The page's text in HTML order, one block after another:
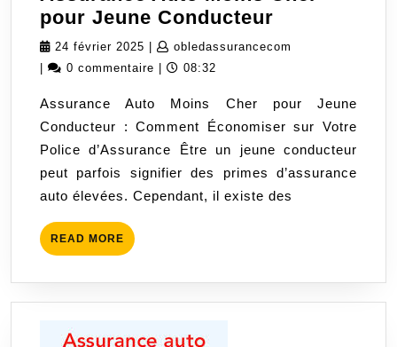
pour Jeune Conducteur
pour
Assurance
Auto
Moins
Cher
pour
24 février 2025 24
février
obledassurancecom
0 commentaire 08:32
Assurance Auto Moins Cher pour Jeune
Conducteur : Comment Économiser sur Votre
Police d’Assurance Être un jeune conducteur
peut parfois signifier des primes d’assurance
auto élevées. Cependant, il existe des
READ MORE READ
MORE